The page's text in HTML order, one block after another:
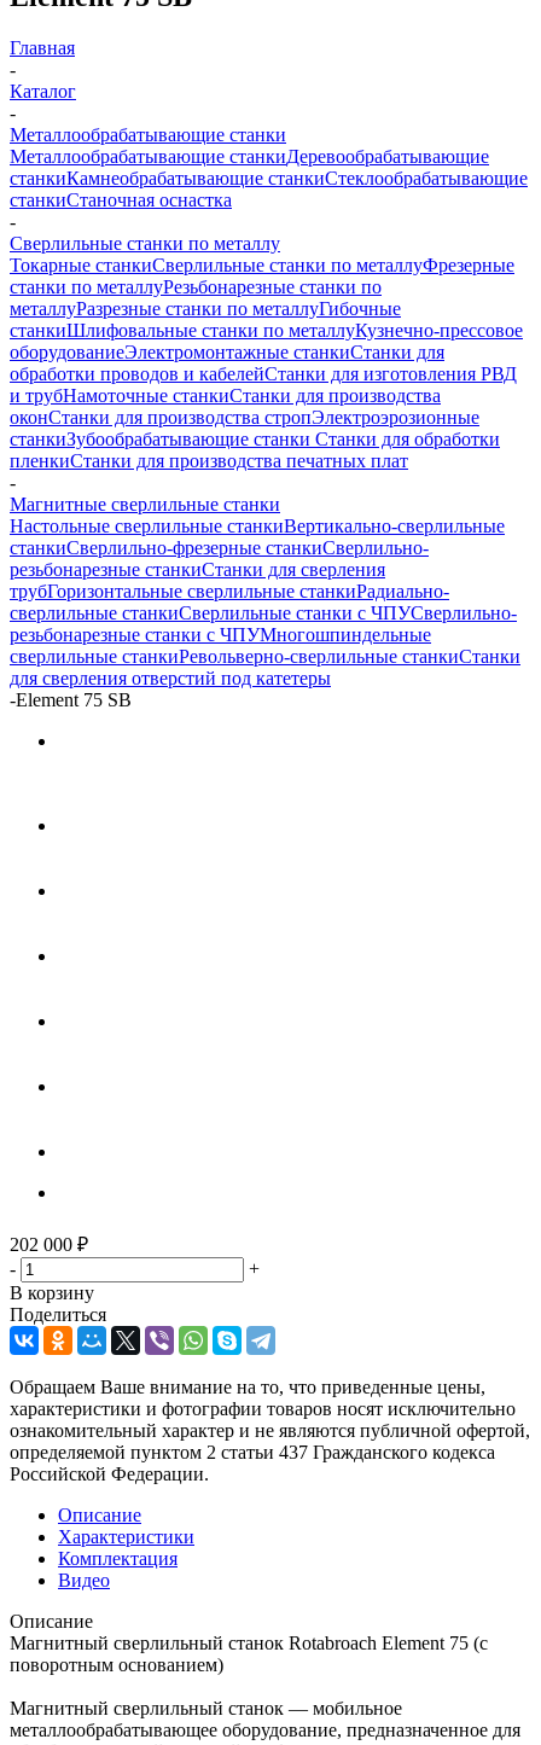
Главная
-
Каталог
-
Металлообрабатывающие станки
Металлообрабатывающие станкиДеревообрабатывающие
станкиКамнеобрабатывающие станкиСтеклообрабатывающие
станкиСтаночная оснастка
-
Сверлильные станки по металлу
Токарные станкиСверлильные станки по металлуФрезерные
станки по металлуРезьбонарезные станки по
металлуРазрезные станки по металлуГибочные
станкиШлифовальные станки по металлуКузнечно-прессовое
оборудованиеЭлектромонтажные станкиСтанки для
обработки проводов и кабелейСтанки для изготовления РВД
и трубНамоточные станкиСтанки для производства
оконСтанки для производства стропЭлектроэрозионные
станкиЗубообрабатывающие станки Станки для обработки
пленкиСтанки для производства печатных плат
-
Магнитные сверлильные станки
Настольные сверлильные станкиВертикально-сверлильные
станкиСверлильно-фрезерные станкиСверлильно-
резьбонарезные станкиСтанки для сверления
трубГоризонтальные сверлильные станкиРадиально-
сверлильные станкиСверлильные станки с ЧПУСверлильно-
резьбонарезные станки с ЧПУМногошпиндельные
сверлильные станкиРевольверно-сверлильные станкиСтанки
для сверления отверстий под катетеры
-Element 75 SB
202 000 ₽
-
+
В корзину
Поделиться
Обращаем Ваше внимание на то, что приведенные цены,
характеристики и фотографии товаров носят исключительно
ознакомительный характер и не являются публичной офертой,
определяемой пунктом 2 статьи 437 Гражданского кодекса
Российской Федерации.
Описание
Характеристики
Комплектация
Видео
Описание
Магнитный сверлильный станок Rotabroach Element 75 (с
поворотным основанием)
Магнитный сверлильный станок — мобильное
металлообрабатывающее оборудование, предназначенное для